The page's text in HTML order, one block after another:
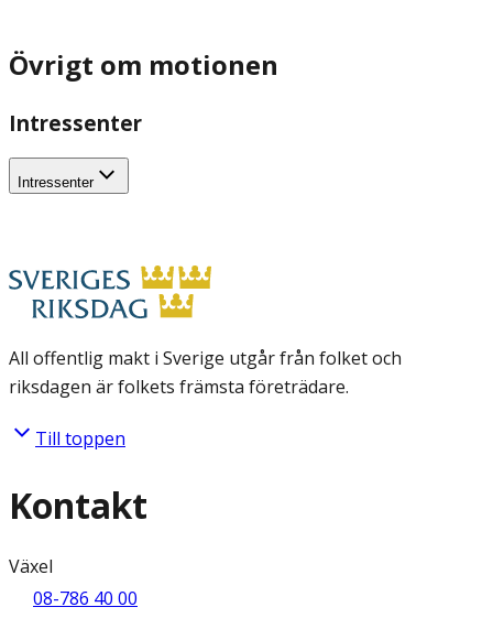
Övrigt om motionen
Intressenter
Intressenter
All offentlig makt i Sverige utgår från folket och
riksdagen är folkets främsta företrädare.
Till toppen
Kontakt
Växel
08-786 40 00